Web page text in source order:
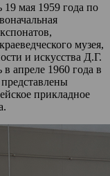
19 мая 1959 года по
музея,
и искусства Д.Г.
апреле 1960 года в
прикладное